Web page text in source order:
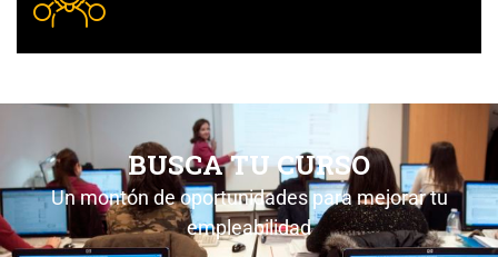
BUSCA TU CURSO
Un montón de oportunidades para mejorar tu
empleabilidad